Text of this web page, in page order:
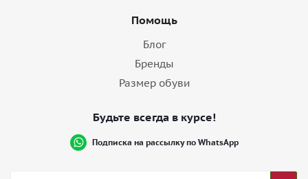
Помощь
Блог
Бренды
Размер обуви
Будьте всегда в курсе!
Подписка на рассылку по WhatsApp